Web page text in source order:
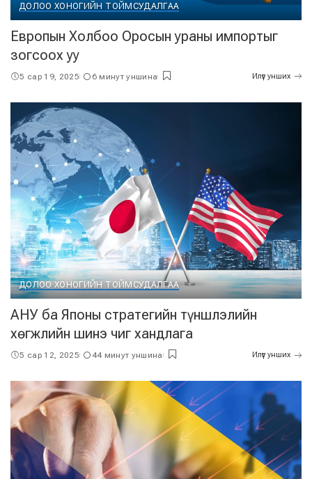
ДОЛОО ХОНОГИЙН ТОЙМСУДАЛГАА
Европын Холбоо Оросын ураны импортыг
зогсоох уу
5 сар 19, 2025 6 минут уншина Илүүг унших
ДОЛОО ХОНОГИЙН ТОЙМСУДАЛГАА
АНУ ба Японы стратегийн түншлэлийн
хөгжлийн шинэ чиг хандлага
5 сар 12, 2025 44 минут уншина Илүүг унших